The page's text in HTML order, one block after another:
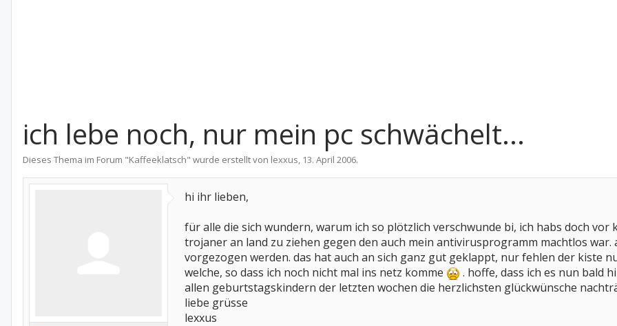
ich lebe noch, nur mein pc schwächelt...
Dieses Thema im Forum "Kaffeeklatsch" wurde erstellt von lexxus, 13. April 2006.
hi ihr lieben,
für alle die sich wundern, warum ich so plötzlich verschwunde bi, ich habs doch
trojaner an land zu ziehen gegen den auch mein antivirusprogramm machtlos war.
vorgezogen werden. das hat auch an sich ganz gut geklappt, nur fehlen der kiste
welche, so dass ich noch nicht mal ins netz komme
. hoffe, dass ich es nun bald
allen geburtstagskindern der letzten wochen die herzlichsten glückwünsche
liebe grüsse
lexxus